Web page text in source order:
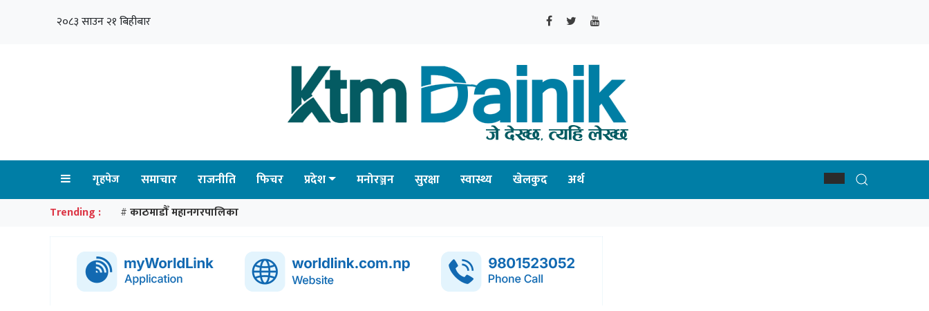
२०८३ साउन २१ बिहीबार
गृहपेज समाचार राजनीति फिचर प्रदेश मनोरञ्जन सुरक्षा स्वास्थ्य खेलकुद अर्थ
Trending : # काठमाडौँ महानगरपालिका